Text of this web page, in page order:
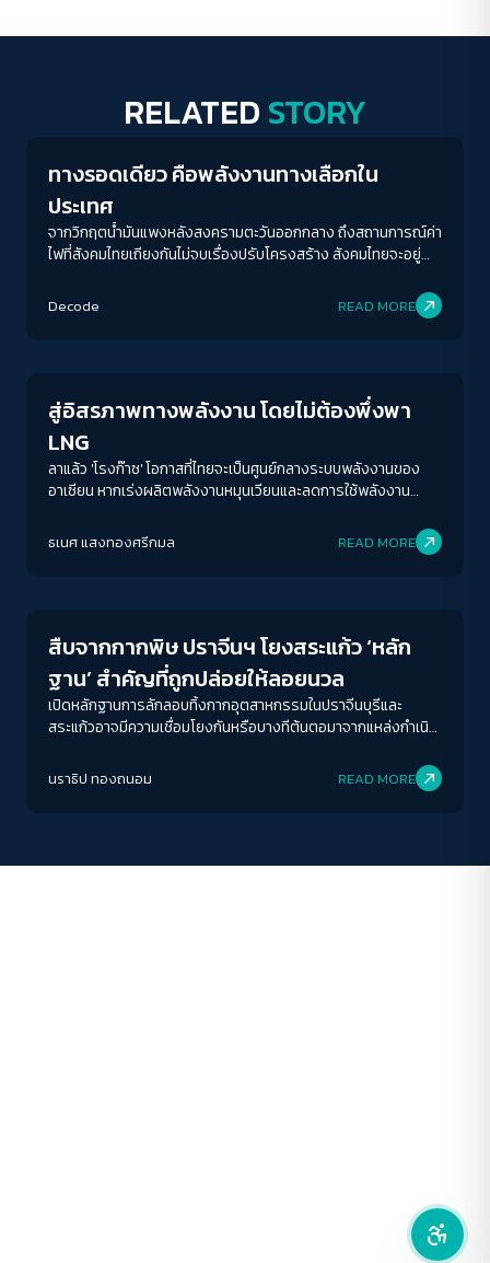
RELATED STORY
Environment
ทางรอดเดียว คือพลังงานทางเลือกใน
ประเทศ
จากวิกฤตน้ำมันแพงหลังสงครามตะวันออกกลาง ถึงสถานการณ์ค่า
ไฟที่สังคมไทยเถียงกันไม่จบเรื่องปรับโครงสร้าง สังคมไทยจะอยู่
นโยบายที่แนบแน่น ใกล้ชิดกับทุนพลังงาน
Decode READ MORE
สู่อิสรภาพทางพลังงาน โดยไม่ต้องพึ่งพา
LNG
ลาแล้ว 'โรงก๊าซ' โอกาสที่ไทยจะเป็นศูนย์กลางระบบพลังงานของ
อาเซียน หากเร่งผลิตพลังงานหมุนเวียนและลดการใช้พลังงาน
เท่านั้นที่จะทำให้ภาพฝันนั้นเกิดขึ้นจริง
ธเนศ แสงทองศรีกมล READ MORE
สืบจากกากพิษ ปราจีนฯ โยงสระแก้ว ‘หลัก
ฐาน’ สำคัญที่ถูกปล่อยให้ลอยนวล
เปิดหลักฐานการลักลอบทิ้งกากอุตสาหกรรมในปราจีนบุรีและ
สระแก้วอาจมีความเชื่อมโยงกันหรือบางทีต้นตอมาจากแหล่งกำเนิด
นราธิป ทองถนอม READ MORE
ระยะห่างข้อความ
ปกติ มาก มากที่สุด
ปิด Deutan Tritan